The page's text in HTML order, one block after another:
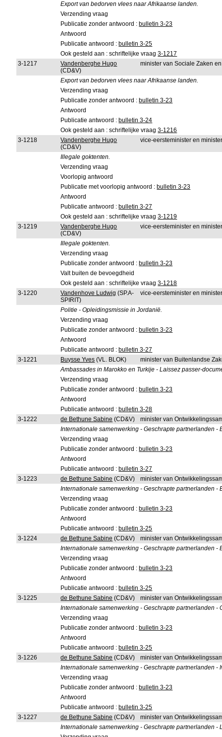
Export van bedorven vlees naar Afrikaanse landen.
Verzending vraag
Publicatie zonder antwoord : bulletin 3-23
Antwoord
Publicatie antwoord : bulletin 3-25
Ook gesteld aan : schriftelijke vraag3-1217
3-1217
Vandenberghe Hugo
(CD&V)
minister van Sociale Zaken
Export van bedorven vlees naar Afrikaanse landen.
Verzending vraag
Publicatie zonder antwoord : bulletin 3-23
Antwoord
Publicatie antwoord : bulletin 3-24
Ook gesteld aan : schriftelijke vraag3-1216
3-1218
Vandenberghe Hugo
(CD&V)
vice-eersteminister en
Illegale goktenten.
Verzending vraag
Voorlopig antwoord
Publicatie met voorlopig antwoord : bulletin 3-23
Antwoord
Publicatie antwoord : bulletin 3-27
Ook gesteld aan : schriftelijke vraag3-1219
3-1219
Vandenberghe Hugo
(CD&V)
vice-eersteminister en
Illegale goktenten.
Verzending vraag
Publicatie zonder antwoord : bulletin 3-23
Valt buiten de bevoegdheid
Ook gesteld aan : schriftelijke vraag3-1218
3-1220
Vandenhove Ludwig (SP.A-
SPIRIT)
vice-eersteminister en
Politie - Opleidingsmissie in Jordanië.
Verzending vraag
Publicatie zonder antwoord : bulletin 3-23
Antwoord
Publicatie antwoord : bulletin 3-27
3-1221
Buysse Yves (VL. BLOK)
minister van Buitenlandse
Ambassades in Marokko en Turkije - Laissez passer-
Verzending vraag
Publicatie zonder antwoord : bulletin 3-23
Antwoord
Publicatie antwoord : bulletin 3-28
3-1222
de Bethune Sabine (CD&V)
minister van
Internationale samenwerking - Geschrapte partnerlanden -
Verzending vraag
Publicatie zonder antwoord : bulletin 3-23
Antwoord
Publicatie antwoord : bulletin 3-27
3-1223
de Bethune Sabine (CD&V)
minister van
Internationale samenwerking - Geschrapte partnerlanden -
Verzending vraag
Publicatie zonder antwoord : bulletin 3-23
Antwoord
Publicatie antwoord : bulletin 3-25
3-1224
de Bethune Sabine (CD&V)
minister van
Internationale samenwerking - Geschrapte partnerlanden -
Verzending vraag
Publicatie zonder antwoord : bulletin 3-23
Antwoord
Publicatie antwoord : bulletin 3-25
3-1225
de Bethune Sabine (CD&V)
minister van
Internationale samenwerking - Geschrapte partnerlanden -
Verzending vraag
Publicatie zonder antwoord : bulletin 3-23
Antwoord
Publicatie antwoord : bulletin 3-25
3-1226
de Bethune Sabine (CD&V)
minister van
Internationale samenwerking - Geschrapte partnerlanden -
Verzending vraag
Publicatie zonder antwoord : bulletin 3-23
Antwoord
Publicatie antwoord : bulletin 3-25
3-1227
de Bethune Sabine (CD&V)
minister van
Internationale samenwerking - Geschrapte partnerlanden -